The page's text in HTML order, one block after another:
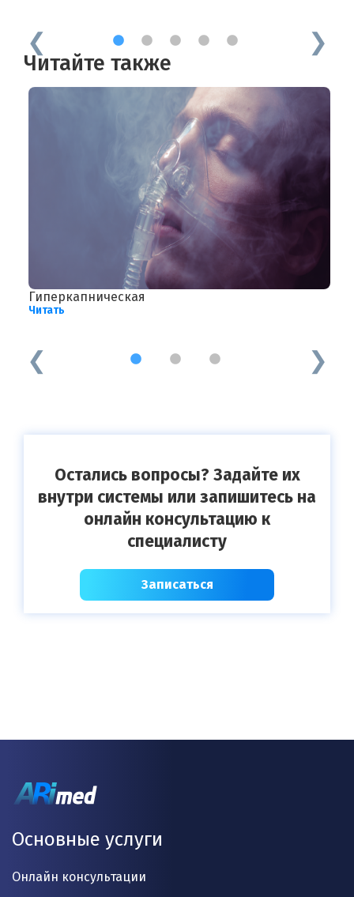
1 2 3 4 5
Читайте также
Гиперкапническая
Читать
1 2 3
Остались вопросы? Задайте их
внутри системы или запишитесь на
онлайн консультацию к
специалисту
Записаться
Основные услуги
Онлайн консультации